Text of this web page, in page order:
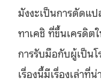
มังงะเป็นการดัดแ
ทาเคชิ ที่ขึ้นเครดิต
การรับมือกับผู้เป็น
เรื่องนี้มีเรื่องเล่าที่